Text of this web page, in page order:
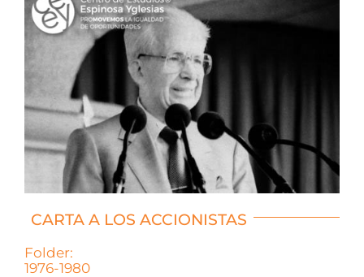
CARTA A LOS ACCIONISTAS
Folder:
1976-1980